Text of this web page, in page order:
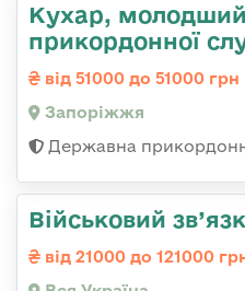
Кухар, молодший
прикордонної
від 51000 до 51000 грн
Запоріжжя
Державна
Військовий
від 21000 до 121000